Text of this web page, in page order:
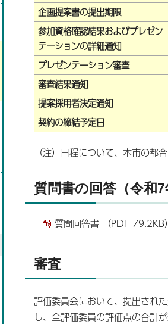
企画提案書の提出期限
参加資格確認結果およびプレゼン
テーションの詳細通知
プレゼンテーション審査
審査結果通知
提案採用者決定通知
契約の締結予定日
（注）日程について、本市の都
質問書の回答（令和7
質問回答書 （PDF 79.2KB）
審査
評価委員会において、提出され
し、全評価委員の評価点の合計